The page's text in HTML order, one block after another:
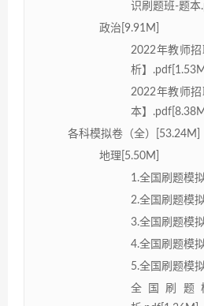
识刷题班-题本
政治[9.91M]
2022年教师
析】.pdf[1.53M]
2022年教师
本】.pdf[8.38M]
各科模拟卷（全）[53.24M]
地理[5.50M]
1.全国刷题模
2.全国刷题模
3.全国刷题模
4.全国刷题模
5.全国刷题模
全国刷题